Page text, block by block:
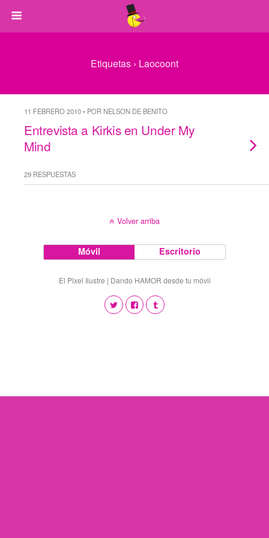
Etiquetas › Laocoont
11 FEBRERO 2010 • POR NELSON DE BENITO
Entrevista a Kirkis en Under My
Mind
29 RESPUESTAS
Volver arriba
Móvil Escritorio
El Pixel Ilustre | Dando HAMOR desde tu móvil